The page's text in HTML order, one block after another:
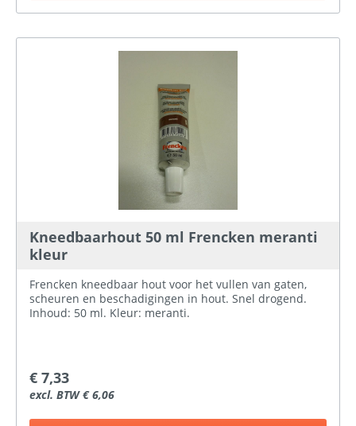
Kneedbaarhout 50 ml Frencken meranti
kleur
Frencken kneedbaar hout voor het vullen van gaten,
scheuren en beschadigingen in hout. Snel drogend.
Inhoud: 50 ml. Kleur: meranti.
€ 7,33
excl. BTW € 6,06